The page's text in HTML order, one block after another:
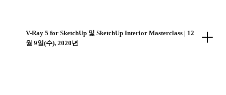
V-Ray 5 for SketchUp 및 SketchUp Interior Masterclass | 12
월 9일(수), 2020년